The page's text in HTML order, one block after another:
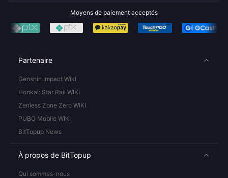
Moyens de paiement acceptés
Partenaire
Genshin Impact Wiki
Honkai: Star Rail WIKI
Zenless Zone Zero WIKI
PUBG Mobile WIKI
BitTopup News
À propos de BitTopup
Qui sommes-nous